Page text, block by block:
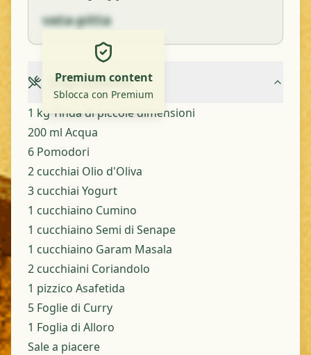
vata-pitta
Premium content
Sblocca con Premium
Ingredients
1 kg Tinda di piccole dimensioni
200 ml Acqua
6 Pomodori
2 cucchiai Olio d'Oliva
3 cucchiai Yogurt
1 cucchiaino Cumino
1 cucchiaino Semi di Senape
1 cucchiaino Garam Masala
2 cucchiaini Coriandolo
1 pizzico Asafetida
5 Foglie di Curry
1 Foglia di Alloro
Sale a piacere